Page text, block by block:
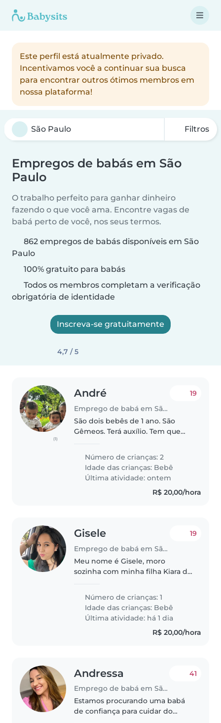
Este perfil está atualmente privado.
Incentivamos você a continuar sua busca
para encontrar outros ótimos membros em
nossa plataforma!
Filtros
Empregos de babás em São
Paulo
O trabalho perfeito para ganhar dinheiro
fazendo o que você ama. Encontre vagas de
babá perto de você, nos seus termos.
862 empregos de babás disponíveis em São
Paulo
100% gratuito para babás
Todos os membros completam a verificação
obrigatória de identidade
Inscreva-se gratuitamente
4,7 / 5
(1)
André
Emprego de babá em São Paulo
19
São dois bebês de 1 ano. São
Gêmeos. Terá auxílio. Tem que
passear, dar comida, mamadeira.
Número de crianças: 2
Idade das crianças: Bebê
Última atividade: ontem
R$ 20,00/hora
Gisele
Emprego de babá em São Paulo
19
Meu nome é Gisele, moro
sozinha com minha filha Kiara de
cantar, brincar, ouvir histórias e
comer rs. Eu trabalho em um..
Número de crianças: 1
Idade das crianças: Bebê
Última atividade: há 1 dia
R$ 20,00/hora
Andressa
Emprego de babá em São Paulo
41
Estamos procurando uma babá
de confiança para cuidar do